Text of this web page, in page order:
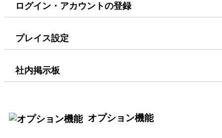
ログイン・アカウントの登録
プレイス設定
社内掲示板
オプション機能